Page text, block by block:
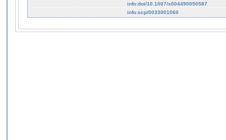
info:doi/10.1007/s004490050587
info:scp/0033001060